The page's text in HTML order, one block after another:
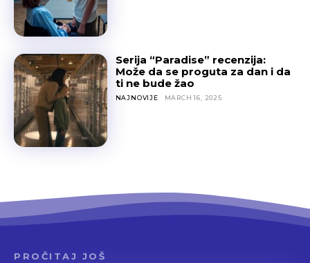
Serija “Paradise” recenzija:
Može da se proguta za dan i da
ti ne bude žao
NAJNOVIJE MARCH 16, 2025
PROČITAJ JOŠ